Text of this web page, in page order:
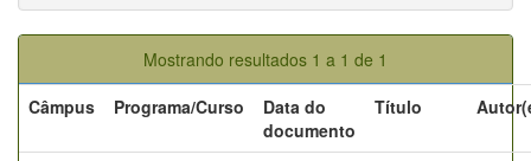
Mostrando resultados 1 a 1 de 1
Câmpus
Programa/Curso
Data do
documento
Título